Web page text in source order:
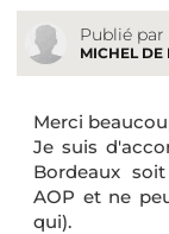
Publié par
MICHEL DE
Merci
Je suis
Bordeaux
AOP et ne
qui).